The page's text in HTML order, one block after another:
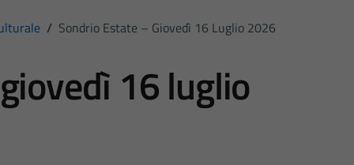
/ Sondrio Estate – Giovedì 16 Luglio 2026
16 luglio